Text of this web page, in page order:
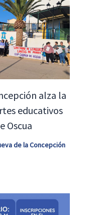
alza la
educativos
Oscua
de la Concepción